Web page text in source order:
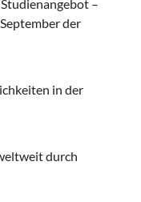
–
der
in der
durch